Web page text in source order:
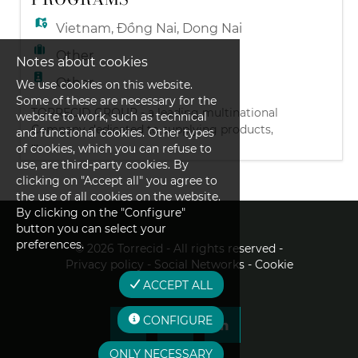
e Contadores; • D
Vietnam,Ðồng Nai, Dong Nai
Other
Other
TORRECID GROUP - a leading multinational
Company dedicated to supplying products,
services, solutions and future trends to the
Ceramics and Glass sectors, with
subsidiaries in 29 countries and customers
in more than 130, with headquarters in
Alcora - Castellón, Spain TORRECID
VIETNAM is a subsidiary established in
January 2010 to get closer to ou
...
© 2026 Torrecid - All rights reserved -
Privacy policy - Social Networks - Cookie
policy
Notes about cookies
We use cookies on this website.
Some of these are necessary for the
website to work, such as technical
and functional cookies. Other types
of cookies, which you can refuse to
use, are third-party cookies. By
clicking on "Accept all" you agree to
the use of all cookies on the website.
By clicking on the "Configure"
button you can select your
preferences.
ACCEPT ALL
CONFIGURE
ONLY NECESSARY